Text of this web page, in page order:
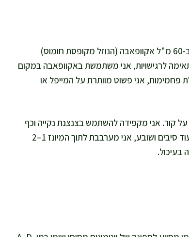
כדי להפוך את זה לעוד יותר דל קלוריות, אני מחליפה 60 מ"ל שמן ב-60 מ"ל אקוופאבה (הנוזל מקופסת חומוס)
לרגישויות, אני משתמשת באקוופאבה במקום
ליציבות. לגרסה דלת פחמימות, אני פשוט מוותרת על המייפל או
קור. אני מקפידה להשתמש בצנצנת נקייה וכף
נקייה בכל פעם, כדי למנוע קלקול ולשמור על טריות. אם אני רוצה עוד סיבים ושובע, אני מערבבת לתוך המיונז 1–2